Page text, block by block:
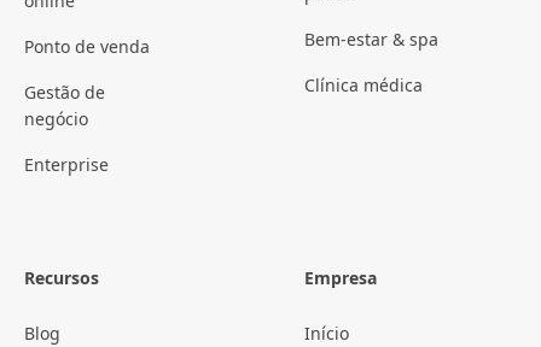
Ponto de venda
Gestão de
negócio
Enterprise
Bem-estar & spa
Clínica médica
Recursos
Blog
Empresa
Início